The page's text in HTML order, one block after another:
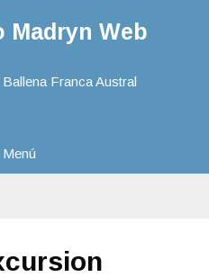
Madryn Web
Franca Austral
Menú